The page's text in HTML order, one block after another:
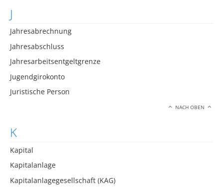
J
Jahresabrechnung
Jahresabschluss
Jahresarbeitsentgeltgrenze
Jugendgirokonto
Juristische Person
NACH OBEN
K
Kapital
Kapitalanlage
Kapitalanlagegesellschaft (KAG)